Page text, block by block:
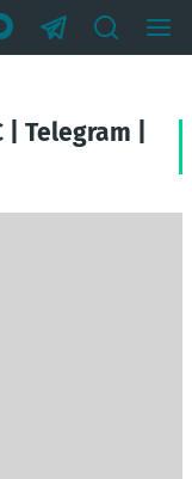
Telegram |